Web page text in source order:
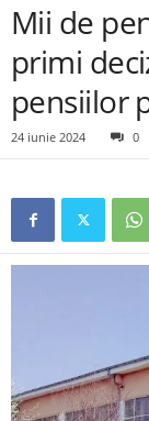
Mii de
primi
pensiilor
24 iunie 2024 0